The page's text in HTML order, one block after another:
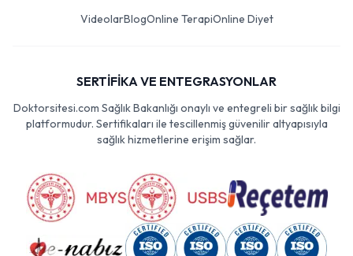
VideolarBlogOnline TerapiOnline Diyet
SERTİFİKA VE ENTEGRASYONLAR
Doktorsitesi.com Sağlık Bakanlığı onaylı ve entegreli bir sağlık bilgi
platformudur. Sertifikaları ile tescillenmiş güvenilir altyapısıyla
sağlık hizmetlerine erişim sağlar.